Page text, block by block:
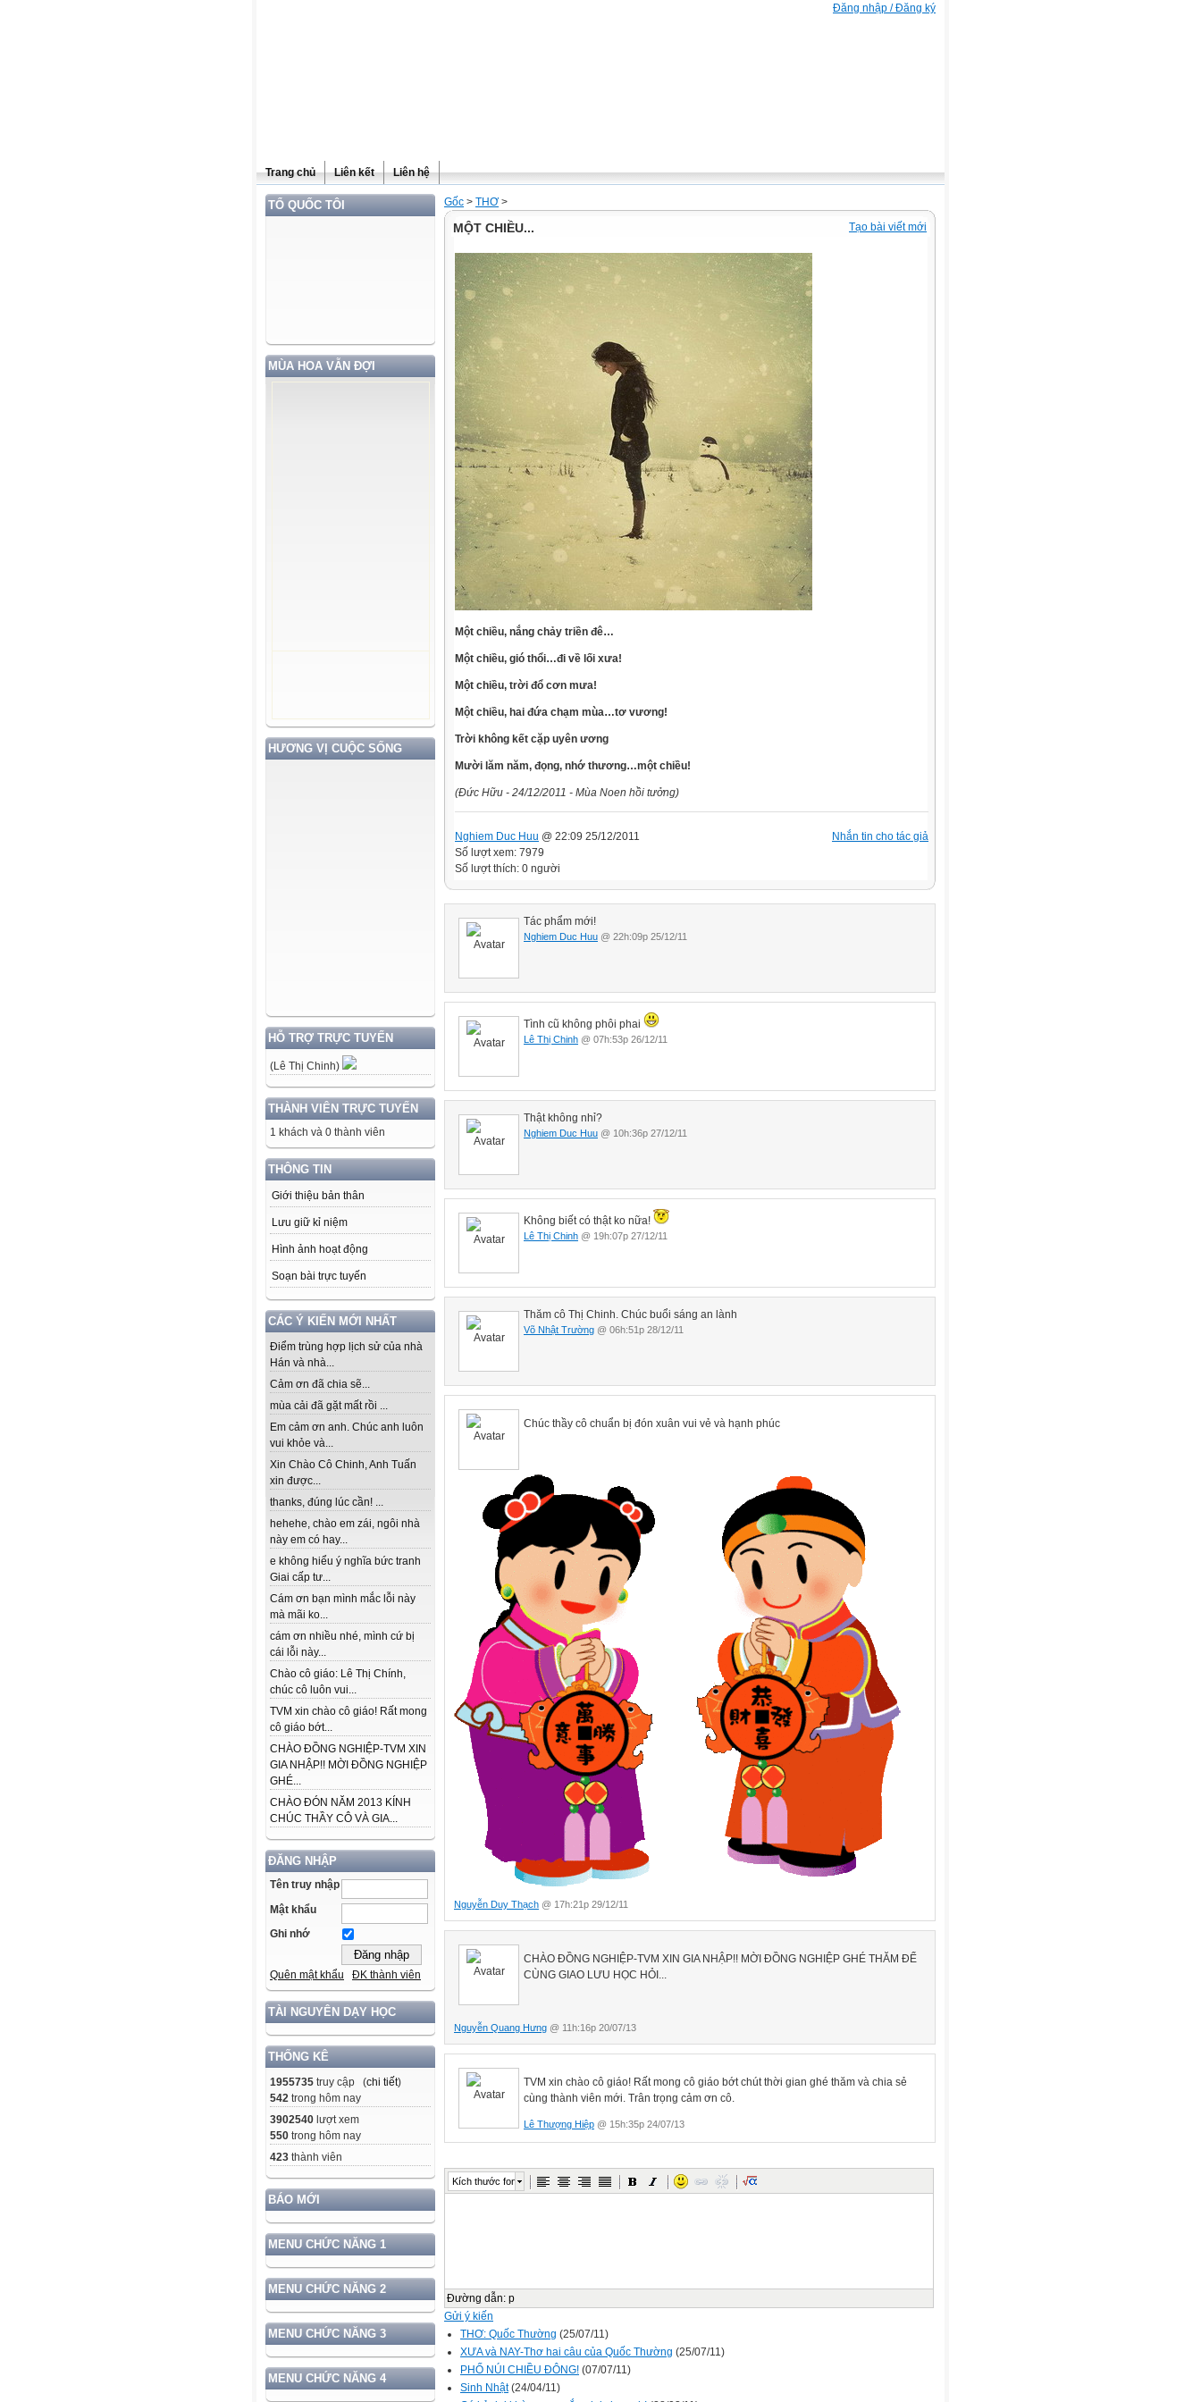
Đăng nhập / Đăng ký
Trang chủ Liên kết Liên hệ
TỔ QUỐC TÔI
MÙA HOA VẪN ĐỢI
HƯƠNG VỊ CUỘC SỐNG
HỖ TRỢ TRỰC TUYẾN
(Lê Thị Chinh)
THÀNH VIÊN TRỰC TUYẾN
1 khách và 0 thành viên
THÔNG TIN
Giới thiệu bản thân
Lưu giữ kỉ niệm
Hình ảnh hoạt động
Soạn bài trực tuyến
CÁC Ý KIẾN MỚI NHẤT
Điểm trùng hợp lịch sử của nhà
Hán và nhà...
Cảm ơn đã chia sẽ...
mùa cải đã gặt mất rồi ...
Em cảm ơn anh. Chúc anh luôn
vui khỏe và...
Xin Chào Cô Chinh, Anh Tuấn
xin được...
thanks, đúng lúc cần! ...
hehehe, chào em zái, ngôi nhà
này em có hay...
e không hiểu ý nghĩa bức tranh
Giai cấp tư...
Cám ơn bạn mình mắc lỗi này
mà mãi ko...
cám ơn nhiều nhé, mình cứ bị
cái lỗi này...
Chào cô giáo: Lê Thị Chính,
chúc cô luôn vui...
TVM xin chào cô giáo! Rất mong
cô giáo bớt...
CHÀO ĐỒNG NGHIỆP-TVM XIN
GIA NHẬP!! MỜI ĐỒNG NGHIỆP
GHÉ...
CHÀO ĐÓN NĂM 2013 KÍNH
CHÚC THẦY CÔ VÀ GIA...
ĐĂNG NHẬP
Tên truy nhập
Mật khẩu
Ghi nhớ
Quên mật khẩu ĐK thành viên
TÀI NGUYÊN DẠY HỌC
THỐNG KÊ
1955735 truy cập (chi tiết)
542 trong hôm nay
3902540 lượt xem
550 trong hôm nay
423 thành viên
BÁO MỚI
MENU CHỨC NĂNG 1
MENU CHỨC NĂNG 2
MENU CHỨC NĂNG 3
MENU CHỨC NĂNG 4
Gốc > THƠ >
Tạo bài viết mới
MỘT CHIỀU...
Một chiều, nắng chảy triền đê…
Một chiều, gió thổi…đi về lối xưa!
Một chiều, trời đổ cơn mưa!
Một chiều, hai đứa chạm mùa…tơ vương!
Trời không kết cặp uyên ương
Mười lăm năm, đọng, nhớ thương…một chiều!
(Đức Hữu - 24/12/2011 - Mùa Noen hồi tưởng)
Nhắn tin cho tác giả
Nghiem Duc Huu @ 22:09 25/12/2011
Số lượt xem: 7979
Số lượt thích: 0 người
Tác phẩm mới!
Nghiem Duc Huu @ 22h:09p 25/12/11
Tình cũ không phôi phai
Lê Thị Chinh @ 07h:53p 26/12/11
Thật không nhỉ?
Nghiem Duc Huu @ 10h:36p 27/12/11
Không biết có thật ko nữa!
Lê Thị Chinh @ 19h:07p 27/12/11
Thăm cô Thị Chinh. Chúc buổi sáng an lành
Võ Nhật Trường @ 06h:51p 28/12/11
Chúc thầy cô chuẩn bị đón xuân vui vẻ và hạnh phúc
Nguyễn Duy Thạch @ 17h:21p 29/12/11
CHÀO ĐỒNG NGHIỆP-TVM XIN GIA NHẬP!! MỜI ĐỒNG NGHIỆP GHÉ THĂM ĐỂ
CÙNG GIAO LƯU HỌC HỎI...
Nguyễn Quang Hưng @ 11h:16p 20/07/13
TVM xin chào cô giáo! Rất mong cô giáo bớt chút thời gian ghé thăm và chia sẻ
cùng thành viên mới. Trân trọng cảm ơn cô.
Lê Thượng Hiệp @ 15h:35p 24/07/13
Kích thước font
Đường dẫn: p
Gửi ý kiến
THƠ: Quốc Thường (25/07/11)
XƯA và NAY-Thơ hai câu của Quốc Thường (25/07/11)
PHỐ NÚI CHIỀU ĐÔNG! (07/07/11)
Sinh Nhật(24/04/11)